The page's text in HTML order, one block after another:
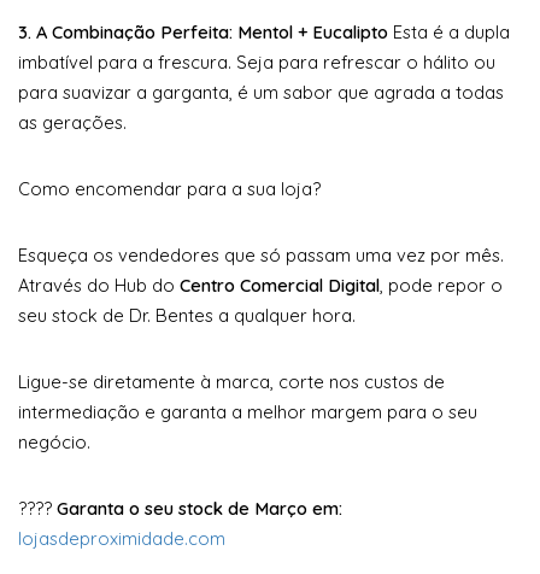
3. A Combinação Perfeita: Mentol + Eucalipto Esta é a dupla
imbatível para a frescura. Seja para refrescar o hálito ou
para suavizar a garganta, é um sabor que agrada a todas
as gerações.
Como encomendar para a sua loja?
Esqueça os vendedores que só passam uma vez por mês.
Através do Hub do Centro Comercial Digital , pode repor o
seu stock de Dr. Bentes a qualquer hora.
Ligue-se diretamente à marca, corte nos custos de
intermediação e garanta a melhor margem para o seu
negócio.
???? Garanta o seu stock de Março em:
lojasdeproximidade.com